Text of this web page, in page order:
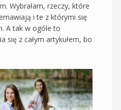
Wybrałam, rzeczy, które
i te z którymi się
A tak w ogóle to
się z całym artykułem, bo